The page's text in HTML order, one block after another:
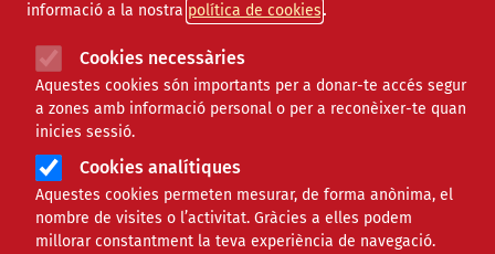
informació a la nostra política de cookies
Cookies necessàries
Aquestes cookies són importants per a donar-te accés segur
a zones amb informació personal o per a reconèixer-te quan
inicies sessió.
Cookies analítiques
Aquestes cookies permeten mesurar, de forma anònima, el
nombre de visites o l’activitat. Gràcies a elles podem
millorar constantment la teva experiència de navegació.